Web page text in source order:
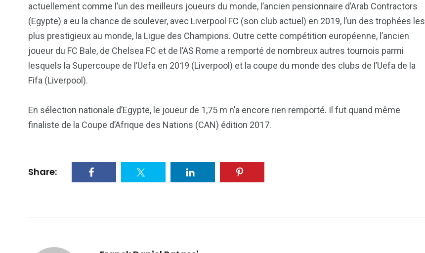
actuellement comme l’un des meilleurs joueurs du monde, l’ancien pensionnaire d’Arab Contractors
(Egypte) a eu la chance de soulever, avec Liverpool FC (son club actuel) en 2019, l’un des trophées les
plus prestigieux au monde, la Ligue des Champions. Outre cette compétition européenne, l’ancien
joueur du FC Bale, de Chelsea FC et de l’AS Rome a remporté de nombreux autres tournois parmi
lesquels la Supercoupe de l’Uefa en 2019 (Liverpool) et la coupe du monde des clubs de l’Uefa de la
Fifa (Liverpool).
En sélection nationale d’Egypte, le joueur de 1,75 m n’a encore rien remporté. Il fut quand même
finaliste de la Coupe d’Afrique des Nations (CAN) édition 2017.
Share:
& astuces
1824
Une
1
Wedding
1
Yomadic
2
Zambie